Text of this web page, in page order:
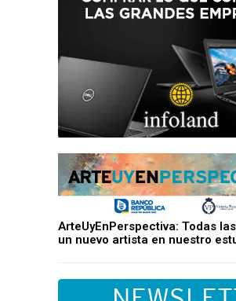
ArteUyEnPerspectiva: Todas
un nuevo artista en nuestro